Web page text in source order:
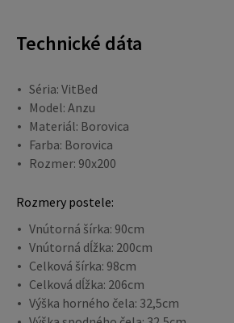
Technické dáta
Séria: VitBed
Model: Anzu
Materiál: Borovica
Farba: Borovica
Rozmer: 90x200
Rozmery postele:
Vnútorná šírka: 90cm
Vnútorná dĺžka: 200cm
Celková šírka: 98cm
Celková dĺžka: 206cm
Výška horného čela: 32,5cm